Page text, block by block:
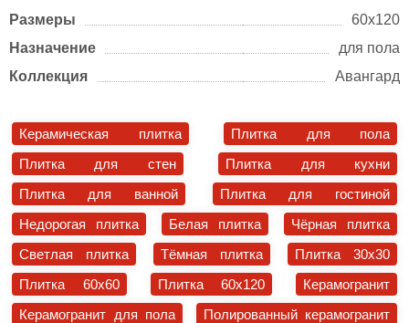
Размеры
60х120
Назначение
для пола
Коллекция
Авангард
Керамическая плитка
Плитка для пола
Плитка для стен
Плитка для кухни
Плитка для ванной
Плитка для гостиной
Недорогая плитка
Белая плитка
Чёрная плитка
Светлая плитка
Тёмная плитка
Плитка 30x30
Плитка 60x60
Плитка 60x120
Керамогранит
Керамогранит для пола
Полированный керамогранит